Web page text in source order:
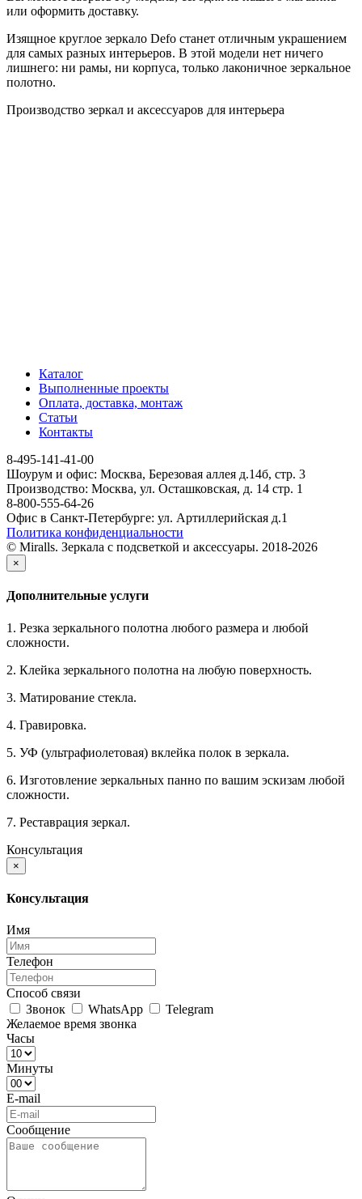
или оформить доставку.
Изящное круглое зеркало Defo станет отличным украшением
для самых разных интерьеров. В этой модели нет ничего
лишнего: ни рамы, ни корпуса, только лаконичное зеркальное
полотно.
Производство зеркал и аксессуаров для интерьера
Каталог
Выполненные проекты
Оплата, доставка, монтаж
Статьи
Контакты
8-495-141-41-00
Шоурум и офис: Москва, Березовая аллея д.14б, стр. 3
Производство: Москва, ул. Осташковская, д. 14 стр. 1
8-800-555-64-26
Офис в Санкт-Петербурге: ул. Артиллерийская д.1
Политика конфиденциальности
© Miralls. Зеркала с подсветкой и аксессуары. 2018-2026
×
Дополнительные услуги
1. Резка зеркального полотна любого размера и любой
сложности.
2. Клейка зеркального полотна на любую поверхность.
3. Матирование стекла.
4. Гравировка.
5. УФ (ультрафиолетовая) вклейка полок в зеркала.
6. Изготовление зеркальных панно по вашим эскизам любой
сложности.
7. Реставрация зеркал.
Консультация
×
Консультация
Имя
Телефон
Способ связи
Звонок
WhatsApp
Telegram
Желаемое время звонка
Часы
Минуты
E-mail
Сообщение